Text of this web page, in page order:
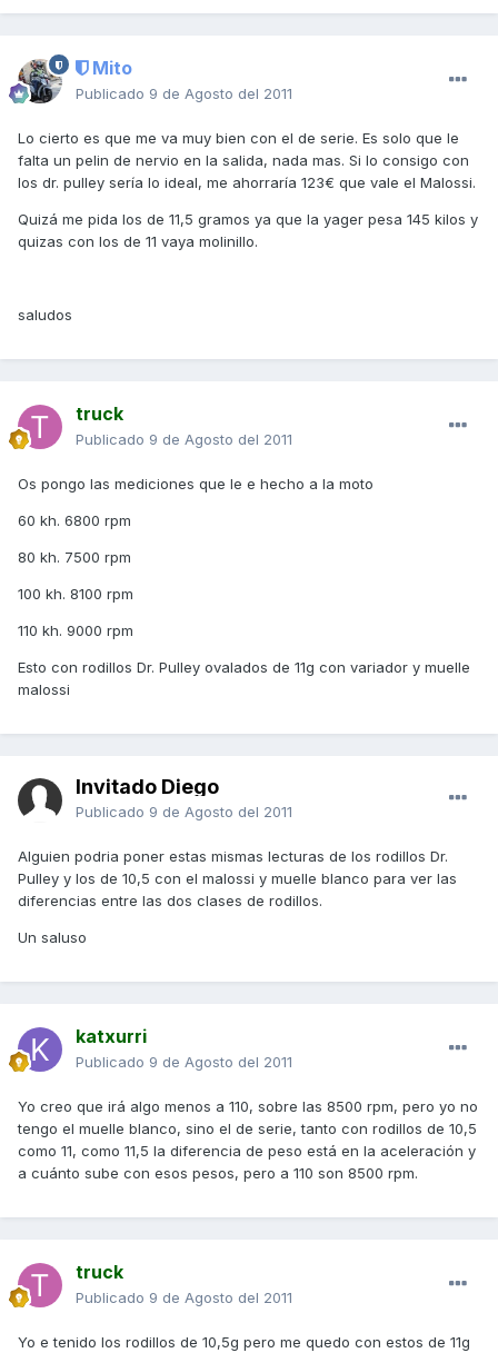
Mito
Publicado 9 de Agosto del 2011
Lo cierto es que me va muy bien con el de serie. Es solo que le
falta un pelin de nervio en la salida, nada mas. Si lo consigo con
los dr. pulley sería lo ideal, me ahorraría 123€ que vale el Malossi.
Quizá me pida los de 11,5 gramos ya que la yager pesa 145 kilos y
quizas con los de 11 vaya molinillo.
saludos
truck
Publicado 9 de Agosto del 2011
Os pongo las mediciones que le e hecho a la moto
60 kh. 6800 rpm
80 kh. 7500 rpm
100 kh. 8100 rpm
110 kh. 9000 rpm
Esto con rodillos Dr. Pulley ovalados de 11g con variador y muelle
malossi
Invitado Diego
Publicado 9 de Agosto del 2011
Alguien podria poner estas mismas lecturas de los rodillos Dr.
Pulley y los de 10,5 con el malossi y muelle blanco para ver las
diferencias entre las dos clases de rodillos.
Un saluso
katxurri
Publicado 9 de Agosto del 2011
Yo creo que irá algo menos a 110, sobre las 8500 rpm, pero yo no
tengo el muelle blanco, sino el de serie, tanto con rodillos de 10,5
como 11, como 11,5 la diferencia de peso está en la aceleración y
a cuánto sube con esos pesos, pero a 110 son 8500 rpm.
truck
Publicado 9 de Agosto del 2011
Yo e tenido los rodillos de 10,5g pero me quedo con estos de 11g